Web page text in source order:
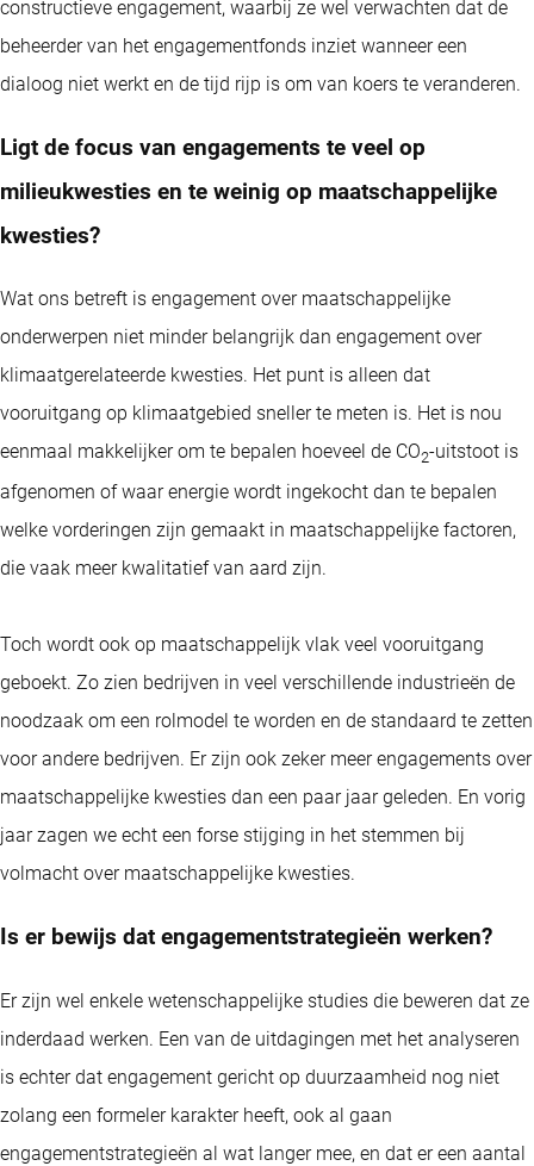
constructieve engagement, waarbij ze wel verwachten dat de
beheerder van het engagementfonds inziet wanneer een
dialoog niet werkt en de tijd rijp is om van koers te veranderen.
Ligt de focus van engagements te veel op
milieukwesties en te weinig op maatschappelijke
kwesties?
Wat ons betreft is engagement over maatschappelijke
onderwerpen niet minder belangrijk dan engagement over
klimaatgerelateerde kwesties. Het punt is alleen dat
vooruitgang op klimaatgebied sneller te meten is. Het is nou
eenmaal makkelijker om te bepalen hoeveel de CO2-uitstoot is
afgenomen of waar energie wordt ingekocht dan te bepalen
welke vorderingen zijn gemaakt in maatschappelijke factoren,
die vaak meer kwalitatief van aard zijn.
Toch wordt ook op maatschappelijk vlak veel vooruitgang
geboekt. Zo zien bedrijven in veel verschillende industrieën de
noodzaak om een rolmodel te worden en de standaard te zetten
voor andere bedrijven. Er zijn ook zeker meer engagements over
maatschappelijke kwesties dan een paar jaar geleden. En vorig
jaar zagen we echt een forse stijging in het stemmen bij
volmacht over maatschappelijke kwesties.
Is er bewijs dat engagementstrategieën werken?
Er zijn wel enkele wetenschappelijke studies die beweren dat ze
inderdaad werken. Een van de uitdagingen met het analyseren
is echter dat engagement gericht op duurzaamheid nog niet
zolang een formeler karakter heeft, ook al gaan
engagementstrategieën al wat langer mee, en dat er een aantal